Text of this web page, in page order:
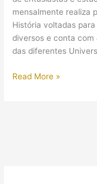
mensalmente realiza
História voltadas
diversos e conta com
das diferentes
Palestras
Read More »